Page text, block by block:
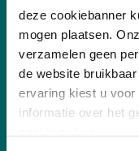
deze cookiebanner
mogen plaatsen.
verzamelen geen
de website
ervaring kiest u voor
informatie over het
Leefomgeving
Digitalisering
Duurzaamheid